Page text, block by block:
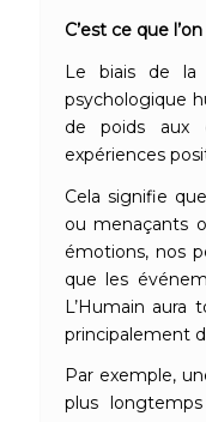
C’est ce que
Le biais de la
psychologique
de poids aux
expériences
Cela signifie
ou menaçants
émotions, nos
que les
L’Humain aura
principalement
Par exemple,
plus